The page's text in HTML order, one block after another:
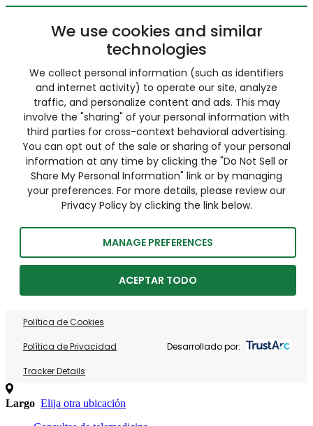
We use cookies and similar
technologies
We collect personal information (such as identifiers
and internet activity) to operate our site, analyze
traffic, and personalize content and ads. This may
involve the "sharing" of your personal information with
third parties for cross-context behavioral advertising.
You can opt out of the sale or sharing of your personal
information at any time by clicking the "Do Not Sell or
Share My Personal Information" link or by managing
your preferences. For more details, please review our
Privacy Policy by clicking the link below.
MANAGE PREFERENCES
ACEPTAR TODO
Política de Cookies
Política de Privacidad
Tracker Details
Desarrollado por:
Largo Elija otra ubicación